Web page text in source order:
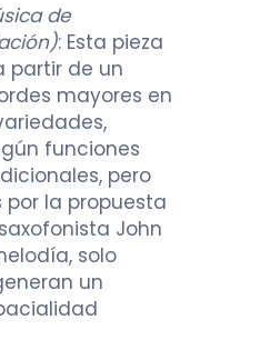
de
: Esta pieza
partir de un
mayores en
funciones
pero
la propuesta
John
solo
un